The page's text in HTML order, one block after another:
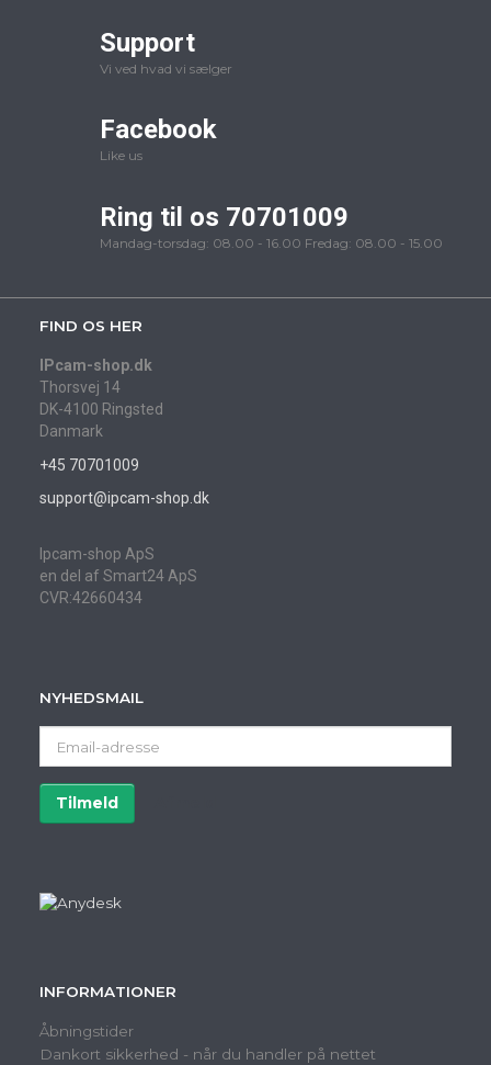
Support
Vi ved hvad vi sælger
Facebook
Like us
Ring til os 70701009
Mandag-torsdag: 08.00 - 16.00 Fredag: 08.00 - 15.00
FIND OS HER
IPcam-shop.dk
Thorsvej 14
DK-4100 Ringsted
Danmark
+45 70701009
support@ipcam-shop.dk
Ipcam-shop ApS
en del af Smart24 ApS
CVR:42660434
NYHEDSMAIL
adresse
Tilmeld
INFORMATIONER
Åbningstider
Dankort sikkerhed - når du handler på nettet